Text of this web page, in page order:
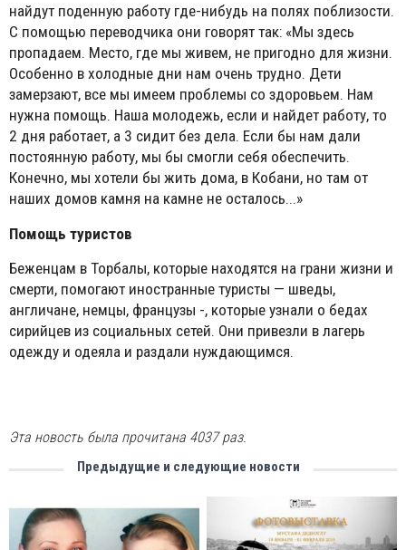
найдут поденную работу где-нибудь на полях поблизости.
С помощью переводчика они говорят так: «Мы здесь
пропадаем. Место, где мы живем, не пригодно для жизни.
Особенно в холодные дни нам очень трудно. Дети
замерзают, все мы имеем проблемы со здоровьем. Нам
нужна помощь. Наша молодежь, если и найдет работу, то
2 дня работает, а 3 сидит без дела. Если бы нам дали
постоянную работу, мы бы смогли себя обеспечить.
Конечно, мы хотели бы жить дома, в Кобани, но там от
наших домов камня на камне не осталось...»
Помощь туристов
Беженцам в Торбалы, которые находятся на грани жизни и
смерти, помогают иностранные туристы — шведы,
англичане, немцы, французы -, которые узнали о бедах
сирийцев из социальных сетей. Они привезли в лагерь
одежду и одеяла и раздали нуждающимся.
Эта новость была прочитана 4037 раз.
Предыдущие и следующие новости